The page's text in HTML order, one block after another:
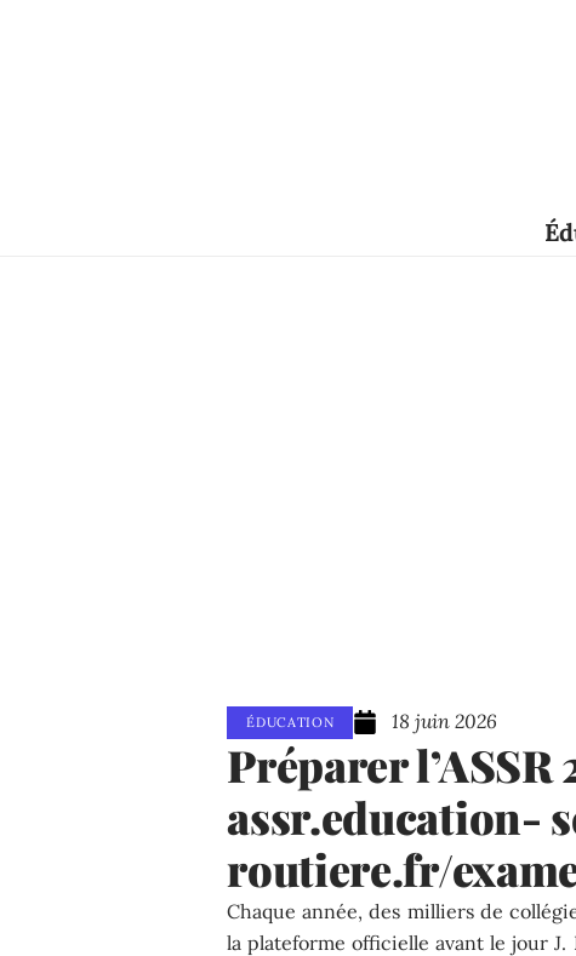
ÉDUCATION 18 juin 2026
Préparer l’ASSR
assr.education-
routiere.fr/
Chaque année, des milliers de
la plateforme officielle avant le jour